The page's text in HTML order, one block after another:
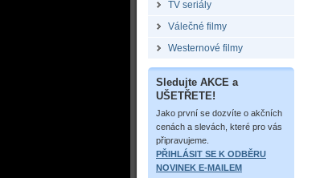
TV seriály
Válečné filmy
Westernové filmy
Sledujte AKCE a
UŠETŘETE!
Jako první se dozvíte o akčních
cenách a slevách, které pro vás
připravujeme.
PŘIHLÁSIT SE K ODBĚRU
NOVINEK E-MAILEM